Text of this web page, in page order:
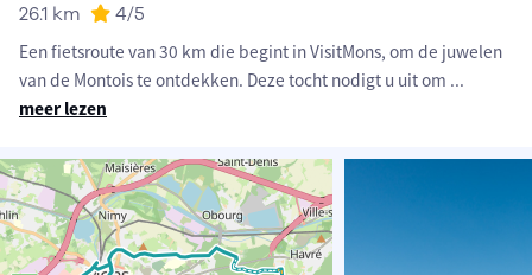
26.1 km 4/5
Een fietsroute van 30 km die begint in VisitMons, om de juwelen
van de Montois te ontdekken. Deze tocht nodigt u uit om ...
meer lezen